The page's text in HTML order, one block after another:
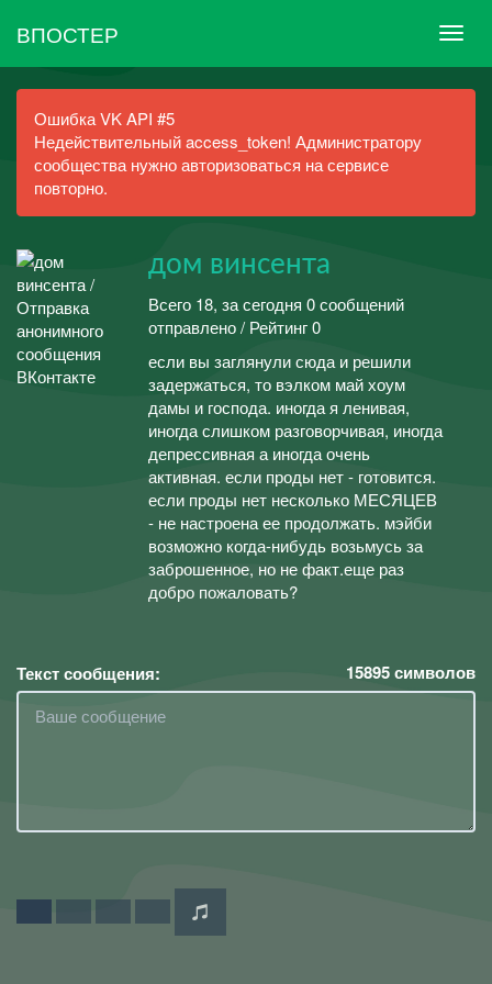
ВПОСТЕР
Ошибка VK API #5
Недействительный access_token! Администратору
сообщества нужно авторизоваться на сервисе
повторно.
дом винсента
Всего 18, за сегодня 0 сообщений
отправлено / Рейтинг 0
если вы заглянули сюда и решили
задержаться, то вэлком май хоум
дамы и господа. иногда я ленивая,
иногда слишком разговорчивая, иногда
депрессивная а иногда очень
активная. если проды нет - готовится.
если проды нет несколько МЕСЯЦЕВ
- не настроена ее продолжать. мэйби
возможно когда-нибудь возьмусь за
заброшенное, но не факт.еще раз
добро пожаловать?
Текст сообщения: 15895символов